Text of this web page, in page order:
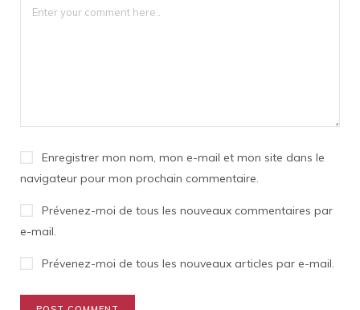
Enregistrer mon nom, mon e-mail et mon site dans le
navigateur pour mon prochain commentaire.
Prévenez-moi de tous les nouveaux commentaires par
e-mail.
Prévenez-moi de tous les nouveaux articles par e-mail.